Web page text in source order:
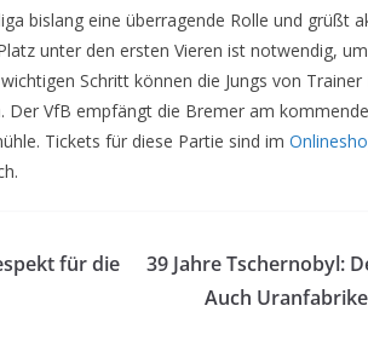
bislang eine überragende Rolle und grüßt
unter den ersten Vieren ist notwendig,
Schritt können die Jungs von
Der VfB empfängt die Bremer am
Tickets für diese Partie sind im
für die
39 Jahre Tschernobyl:
Auch